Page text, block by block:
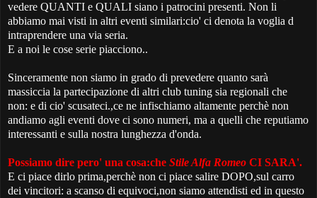
vedere QUANTI e QUALI siano i patrocini presenti. Non li
abbiamo mai visti in altri eventi similari:cio' ci denota la voglia d
intraprendere una via seria.
E a noi le cose serie piacciono..
Sinceramente non siamo in grado di prevedere quanto sarà
massiccia la partecipazione di altri club tuning sia regionali che
non: e di cio' scusateci.,ce ne infischiamo altamente perchè non
andiamo agli eventi dove ci sono numeri, ma a quelli che reputiamo
interessanti e sulla nostra lunghezza d'onda.
Possiamo dire pero' una cosa:che Stile Alfa Romeo CI SARA'.
E ci piace dirlo prima,perchè non ci piace salire DOPO,sul carro
dei vincitori: a scanso di equivoci,non siamo attendisti ed in questo